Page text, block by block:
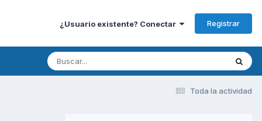
¿Usuario existente? Conectar Registrar
Toda la actividad